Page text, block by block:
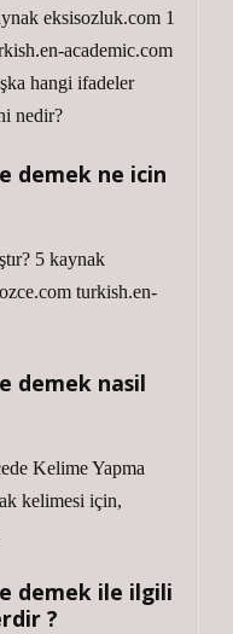
eksisozluk.com 1
academic.com
hangi ifadeler
nedir?
demek ne icin
5 kaynak
turkish.en-
demek nasil
Kelime Yapma
kelimesi için,
demek ile ilgili
?